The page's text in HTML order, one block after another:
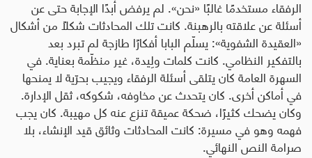
الرفقاء مستخدمًا غالبًا «نحن». لم يرفض أبدًا الإجابة حتى عن
أسئلة عن علاقته بالرهبنة. كانت تلك المحادثات شكلاً من أشكال
«العقيدة الشفوية»: يسلّم البابا أفكارًا طازجة لم تبرد بعد
بالتفكير النظامي. كانت كلمات ولِيدة، غير منظّمة بعناية. في
السهرة العامة كان يتلقى أسئلة الرفقاء ويجيب بحرّية لا يمنحها
في أماكن أخرى. كان يتحدث عن مخاوفه، شكوكه، ثقل الإدارة.
وكان يضحك كثيرًا، ضحكة عميقة تنزع عنه كل مهيبة. كان يجب
فهمه وهو في مسيرة: كانت المحادثات وثائق قيد الإنشاء، بلا
صرامة النص النهائي.